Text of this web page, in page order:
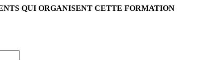
QUI ORGANISENT CETTE FORMATION